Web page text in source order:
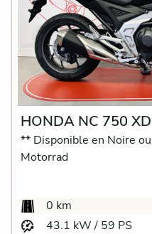
HONDA NC 750
** Disponible en Noire
Motorrad
0 km
43.1 kW / 59 PS